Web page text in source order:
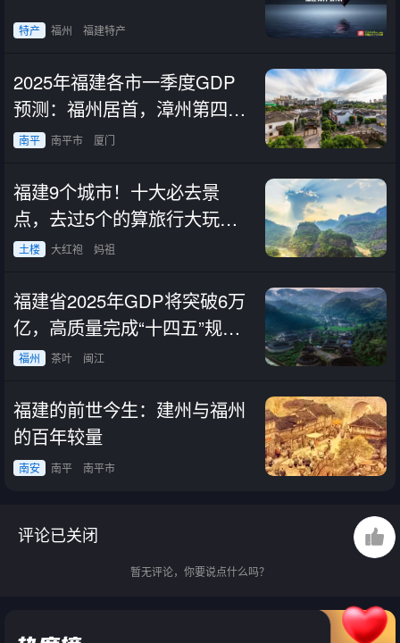
特产 福州 福建特产
2025年福建各市一季度GDP
预测：福州居首，漳州第四，
南平垫底
南平 南平市 厦门
福建9个城市！十大必去景
点，去过5个的算旅行大玩
家！
土楼 大红袍 妈祖
福建省2025年GDP将突破6万
亿，高质量完成“十四五”规划
目标任务
福州 茶叶 闽江
福建的前世今生：建州与福州
的百年较量
南安 南平 南平市
评论已关闭
暂无评论，你要说点什么吗？